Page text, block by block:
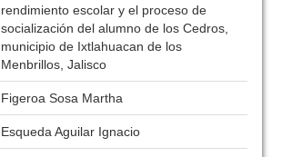
rendimiento escolar y el proceso de
socialización del alumno de los Cedros,
municipio de Ixtlahuacan de los
Menbrillos, Jalisco
Figeroa Sosa Martha
Esqueda Aguilar Ignacio